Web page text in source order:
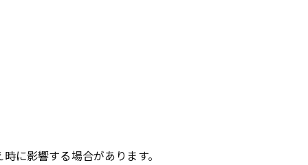
に影響する場合があります。